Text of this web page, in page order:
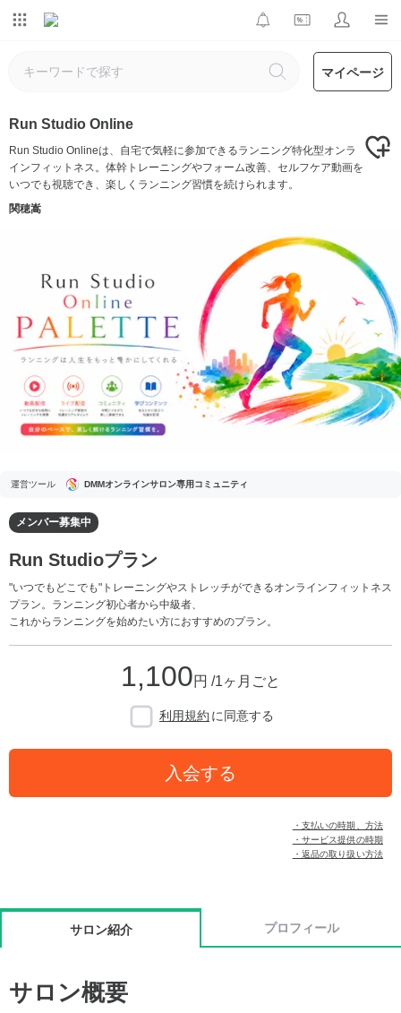
マイページ
Run Studio Online
Run Studio Onlineは、自宅で気軽に参加できるランニング特化型オンラ
インフィットネス。体幹トレーニングやフォーム改善、セルフケア動画を
いつでも視聴でき、楽しくランニング習慣を続けられます。
関穂嵩
運営ツール DMMオンラインサロン専用コミュニティ
メンバー募集中
Run Studioプラン
"いつでもどこでも"トレーニングやストレッチができるオンラインフィットネス
プラン。ランニング初心者から中級者、
これからランニングを始めたい方におすすめのプラン。
1,100円 /1ヶ月ごと
利用規約 に同意する
入会する
・支払いの時期、方法
・サービス提供の時期
・返品の取り扱い方法
サロン紹介 プロフィール
サロン概要